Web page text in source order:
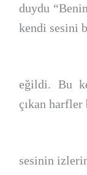
duydu
kendi sesini
eğildi. Bu
çıkan
sesinin